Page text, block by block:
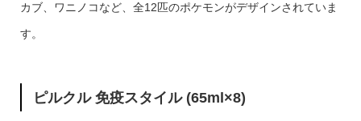
カブ、ワニノコなど、全12匹のポケモンがデザインされていま
す。
ピルクル 免疫スタイル (65ml×8)